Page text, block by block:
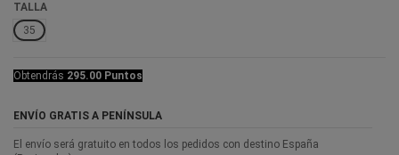
TALLA
35
Obtendrás 295.00 Puntos
ENVÍO GRATIS A PENÍNSULA
El envío será gratuito en todos los pedidos con destino España